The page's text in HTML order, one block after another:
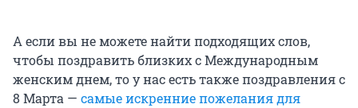
А если вы не можете найти подходящих слов,
чтобы поздравить близких с Международным
женским днем, то у нас есть также поздравления с
8 Марта — самые искренние пожелания для